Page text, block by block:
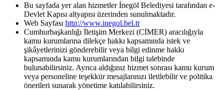
Bu sayfada yer alan hizmetler İnegöl Belediyesi tarafından e-
Devlet Kapısı altyapısı üzerinden sunulmaktadır.
Web Sayfası http://www.inegol.bel.tr
Cumhurbaşkanlığı İletişim Merkezi (CİMER) aracılığıyla
kamu kurumlarına dilekçe hakkı kapsamında istek ve
şikâyetlerinizi gönderebilir veya bilgi edinme hakkı
kapsamında kamu kurumlarından bilgi talebinde
bulunabilirsiniz. Ayrıca aldığınız hizmet sonrası kamu kurum
veya personeline teşekkür mesajlarınızı iletilebilir ve politika
önerileri sunarak yönetime katılabilirsiniz.